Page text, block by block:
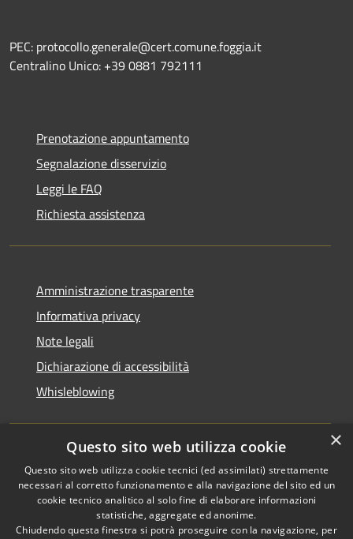
PEC: protocollo.generale@cert.comune.foggia.it
Centralino Unico: +39 0881 792111
Prenotazione appuntamento
Segnalazione disservizio
Leggi le FAQ
Richiesta assistenza
Amministrazione trasparente
Informativa privacy
Note legali
Dichiarazione di accessibilità
Whisleblowing
RSS
Accessibilità
Privacy
Cookie
Copyright © 2026 • Comune di
Foggia • Powered by
Municipium
Accesso
redazione
×
Questo sito web utilizza cookie
Questo sito web utilizza cookie tecnici (ed assimilati) strettamente
necessari al corretto funzionamento e alla navigazione del sito ed un
cookie tecnico analitico al solo fine di elaborare informazioni
statistiche, aggregate ed anonime.
Chiudendo questa finestra si potrà proseguire con la navigazione, per